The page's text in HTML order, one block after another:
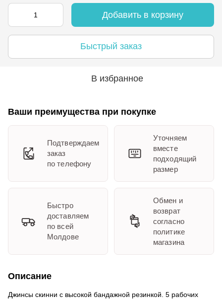
Добавить в корзину
Быстрый заказ
В избранное
Ваши преимущества при покупке
Подтверждаем
заказ
по телефону
Уточняем
вместе
подходящий
размер
Быстро
доставляем
по всей
Молдове
Обмен и
возврат
согласно
политике
магазина
Описание
Джинсы скинни с высокой бандажной резинкой. 5 рабочих